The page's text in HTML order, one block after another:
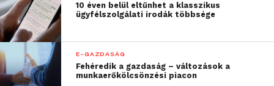
10 éven belül eltűnhet a klasszikus
ügyfélszolgálati irodák többsége
E-GAZDASÁG
Fehéredik a gazdaság – változások a
munkaerőkölcsönzési piacon